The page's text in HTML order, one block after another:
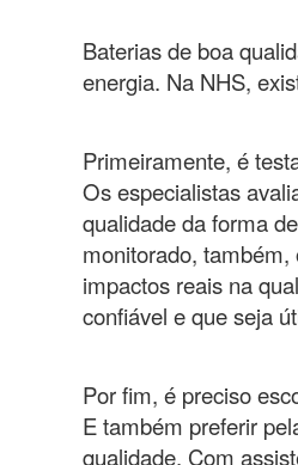
Baterias de boa
energia. Na NHS,
Primeiramente, é
Os especialistas
qualidade da forma
monitorado,
impactos reais na
confiável e que seja
Por fim, é preciso
E também preferir
qualidade. Com